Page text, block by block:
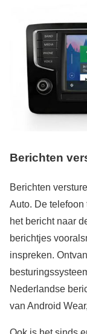
Berichten
Berichten
Auto. De telefoon
het bericht naar
berichtjes
inspreken.
Nederlandse
van Android